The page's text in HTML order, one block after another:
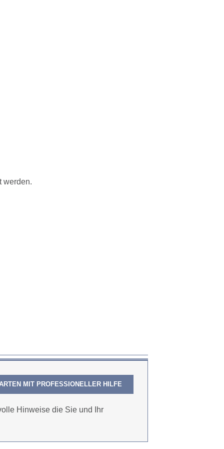
werden.
MIT PROFESSIONELLER HILFE
Hinweise die Sie und Ihr